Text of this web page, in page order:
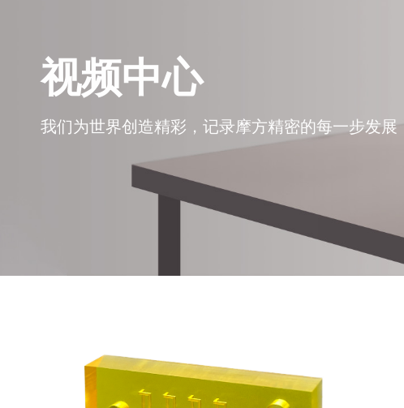
视频中心
我们为世界创造精彩，记录摩方精密的每一步发展